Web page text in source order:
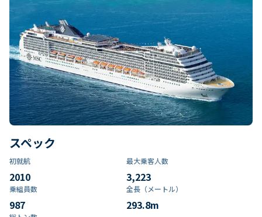
スペック
初就航
2010
最大乗客人数
3,223
乗組員数​
987
全長（メートル）
293.8m